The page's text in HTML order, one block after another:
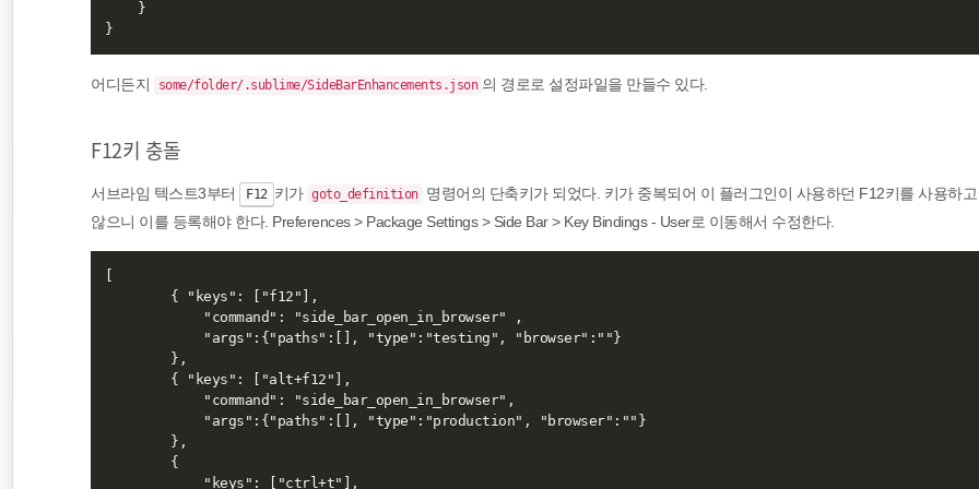
    }
어디든지 some/folder/.sublime/SideBarEnhancements.json 의 경로로 설정파일을 만들수 있다.
F12키 충돌
서브라임 텍스트3부터 F12 키가 goto_definition
명령어의 단축키가 되었다. 키가 중복되어 이 플러그인이 사용하던 F12키를 사용하
않으니 이를 등록해야 한다. Preferences > Package Settings > Side Bar > Key Bindings - User로 이동해서 수정한다.
        { "keys": ["f12"],
            "command": "side_bar_open_in_browser" ,
            "args":{"paths":[], "type":"testing", "browser":""}
        },
        { "keys": ["alt+f12"],
            "command": "side_bar_open_in_browser",
            "args":{"paths":[], "type":"production", "browser":""}
        },
        {
            "keys": ["ctrl+t"],